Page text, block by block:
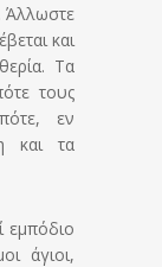
Άλλωστε
και
Τα
τους
εν
και τα
εμπόδιο
άγιοι,